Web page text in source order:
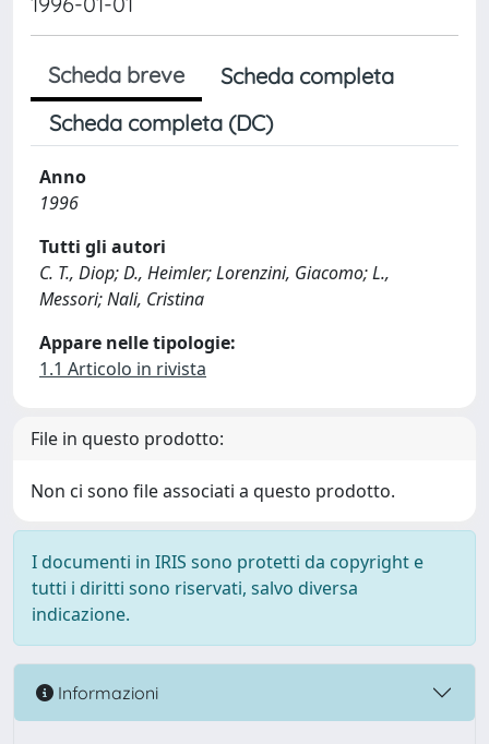
Scheda breve
Scheda completa
Scheda completa (DC)
Anno
1996
Tutti gli autori
C. T., Diop; D., Heimler; Lorenzini, Giacomo; L.,
Messori; Nali, Cristina
Appare nelle tipologie:
1.1 Articolo in rivista
File in questo prodotto:
Non ci sono file associati a questo prodotto.
I documenti in IRIS sono protetti da copyright e
tutti i diritti sono riservati, salvo diversa
indicazione.
Informazioni